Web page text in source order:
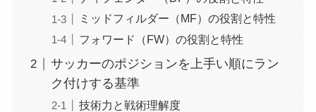
ミッドフィルダー（MF）の役割と特性
フォワード（FW）の役割と特性
サッカーのポジションを上手い順にラン
ク付けする基準
技術力と戦術理解度